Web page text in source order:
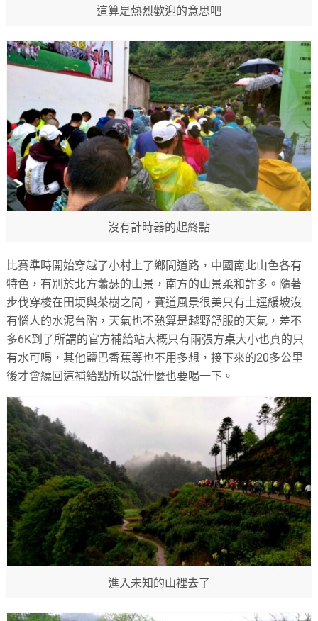
這算是熱烈歡迎的意思吧
沒有計時器的起終點
比賽準時開始穿越了小村上了鄉間道路，中國南北山色各有
特色，有別於北方蕭瑟的山景，南方的山景柔和許多。隨著
步伐穿梭在田埂與茶樹之間，賽道風景很美只有土逕緩坡沒
有惱人的水泥台階，天氣也不熱算是越野舒服的天氣，差不
多6K到了所謂的官方補給站大概只有兩張方桌大小也真的只
有水可喝，其他鹽巴香蕉等也不用多想，接下來的20多公里
後才會繞回這補給點所以說什麼也要喝一下。
進入未知的山裡去了